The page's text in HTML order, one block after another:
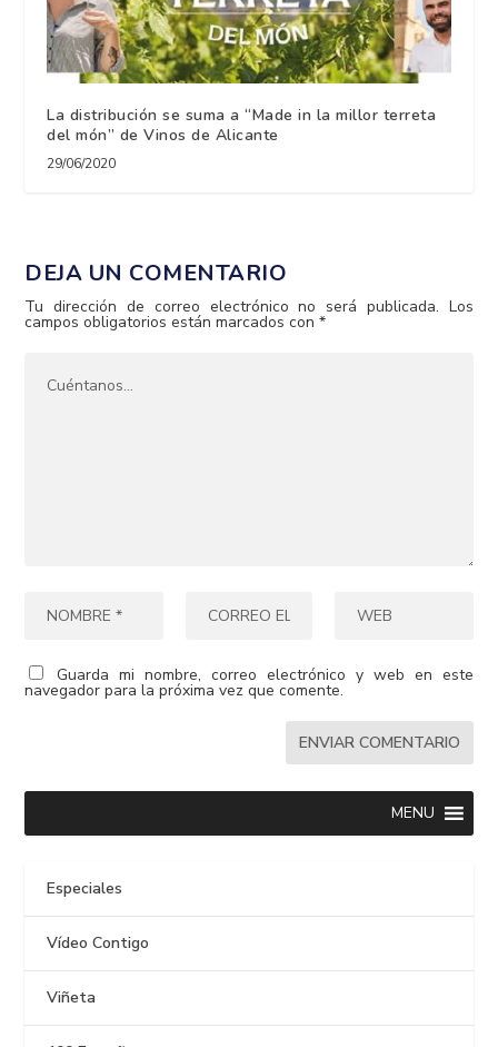
La distribución se suma a “Made in la millor terreta
del món” de Vinos de Alicante
29/06/2020
DEJA UN COMENTARIO
Tu dirección de correo electrónico no será publicada. Los
campos obligatorios están marcados con*
Guarda mi nombre, correo electrónico y web en este
navegador para la próxima vez que comente.
MENU
Especiales
Vídeo Contigo
Viñeta